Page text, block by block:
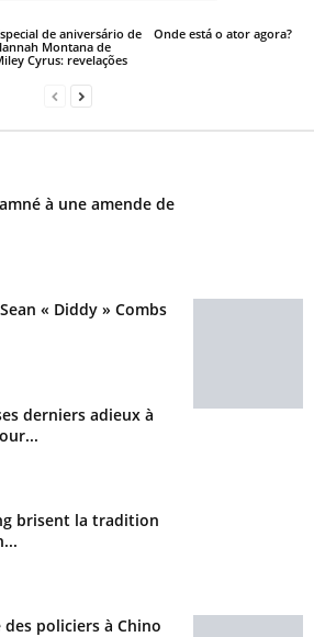
de aniversário de
Montana de
Cyrus: revelações
Onde está o ator agora?
à une amende de
« Diddy » Combs
derniers adieux à
brisent la tradition
policiers à Chino